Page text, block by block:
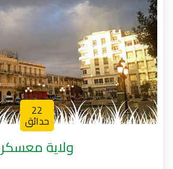
22
حدائق
ولاية معسكر